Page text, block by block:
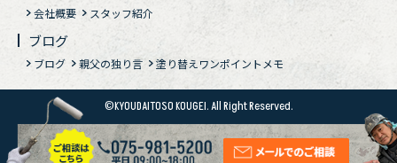
会社概要 スタッフ紹介
ブログ
ブログ 親父の独り言 塗り替えワンポイントメモ
©KYOUDAITOSO KOUGEI. All Right Reserved.